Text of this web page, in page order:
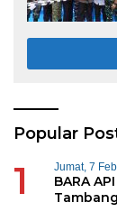
Popular
1 Jumat, 7
BARA